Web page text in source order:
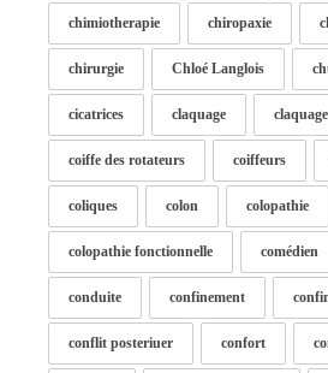
chimiotherapie chiropaxie
chirurgie Chloé Langlois
cicatrices claquage
coiffe des rotateurs coiffeurs
coliques colon colopathie
colopathie fonctionnelle comédien
conduite confinement
conflit posteriuer confort